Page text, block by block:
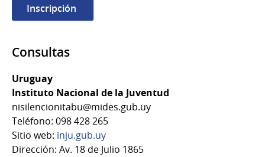
Inscripción
Consultas
Uruguay
Instituto Nacional de la Juventud
nisilencionitabu@mides.gub.uy
Teléfono: 098 428 265
Sitio web: inju.gub.uy
Dirección: Av. 18 de Julio 1865